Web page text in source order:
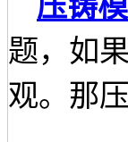
题，如
观。那